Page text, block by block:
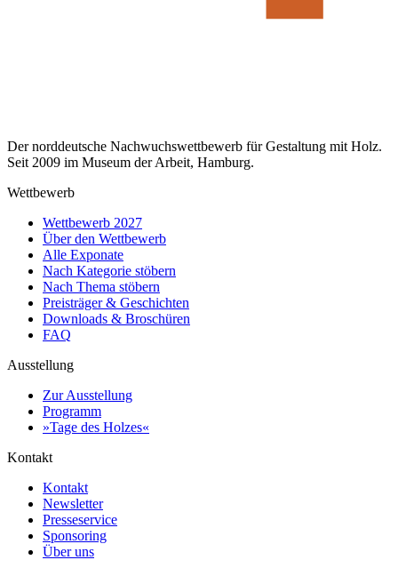
Der norddeutsche Nachwuchswettbewerb für Gestaltung mit Holz.
Seit 2009 im Museum der Arbeit, Hamburg.
Wettbewerb
Wettbewerb 2027
Über den Wettbewerb
Alle Exponate
Nach Kategorie stöbern
Nach Thema stöbern
Preisträger & Geschichten
Downloads & Broschüren
FAQ
Ausstellung
Zur Ausstellung
Programm
»Tage des Holzes«
Kontakt
Kontakt
Newsletter
Presseservice
Sponsoring
Über uns